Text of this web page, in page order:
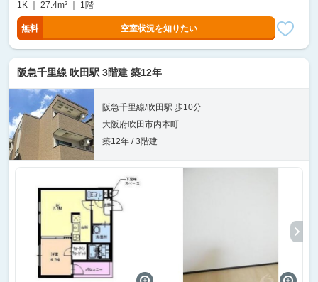
1K ｜ 27.4m² ｜ 1階
無料 空室状況を知りたい
阪急千里線 吹田駅 3階建 築12年
阪急千里線/吹田駅 歩10分
大阪府吹田市内本町
築12年 / 3階建